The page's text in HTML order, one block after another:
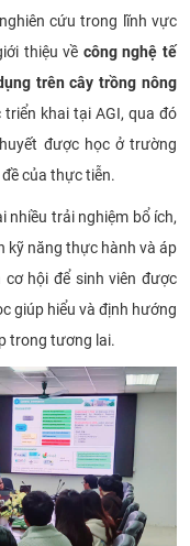
cứu trong lĩnh vực
thiệu về công nghệ tế
trên cây trồng nông
khai tại AGI, qua đó
được học ở trường
của thực tiễn.
nhiều trải nghiệm bổ ích,
kỹ năng thực hành và áp
hội để sinh viên được
giúp hiểu và định hướng
trong tương lai.